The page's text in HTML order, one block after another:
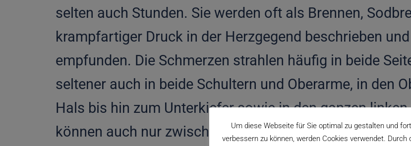
selten auch Stunden. Sie werden oft als Brennen,
krampfartiger Druck in der Herzgegend beschrieben
empfunden. Die Schmerzen strahlen häufig in beide
seltener auch in beide Schultern und Oberarme, in den
Hals bis hin zum Unterkiefer sowie in den ganzen
können auch nur zwischen den Schulterblättern, in der
Um diese Webseite für Sie optimal zu gestalten und
verbessern zu können, werden Cookies verwendet. Durch